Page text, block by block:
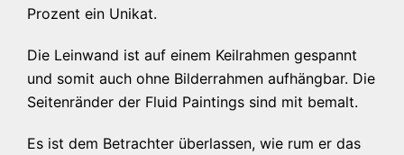
Prozent ein Unikat.
Die Leinwand ist auf einem Keilrahmen gespannt
und somit auch ohne Bilderrahmen aufhängbar. Die
Seitenränder der Fluid Paintings sind mit bemalt.
Es ist dem Betrachter überlassen, wie rum er das